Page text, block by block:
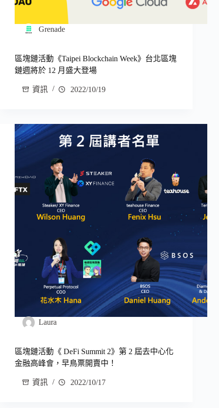
Grenade
區塊鏈活動《Taipei Blockchain Week》台北區塊
鏈週將於 12 月盛大登場
資訊 2022/10/19
Laura
區塊鏈活動《 DeFi Summit 2》第 2 屆去中心化
金融高峰會，早鳥票開賣中！
資訊 2022/10/17